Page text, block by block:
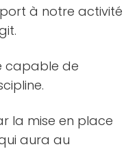
à notre activité
capable de
la mise en place
aura au